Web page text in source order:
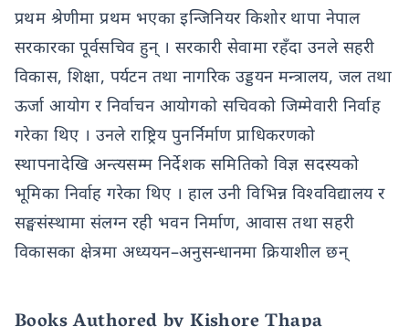
प्रथम श्रेणीमा प्रथम भएका इन्जिनियर किशोर थापा नेपाल
सरकारका पूर्वसचिव हुन् । सरकारी सेवामा रहँदा उनले सहरी
विकास, शिक्षा, पर्यटन तथा नागरिक उड्डयन मन्त्रालय, जल तथा
ऊर्जा आयोग र निर्वाचन आयोगको सचिवको जिम्मेवारी निर्वाह
गरेका थिए । उनले राष्ट्रिय पुनर्निर्माण प्राधिकरणको
स्थापनादेखि अन्त्यसम्म निर्देशक समितिको विज्ञ सदस्यको
भूमिका निर्वाह गरेका थिए । हाल उनी विभिन्न विश्वविद्यालय र
सङ्घसंस्थामा संलग्न रही भवन निर्माण, आवास तथा सहरी
विकासका क्षेत्रमा अध्ययन–अनुसन्धानमा क्रियाशील छन्